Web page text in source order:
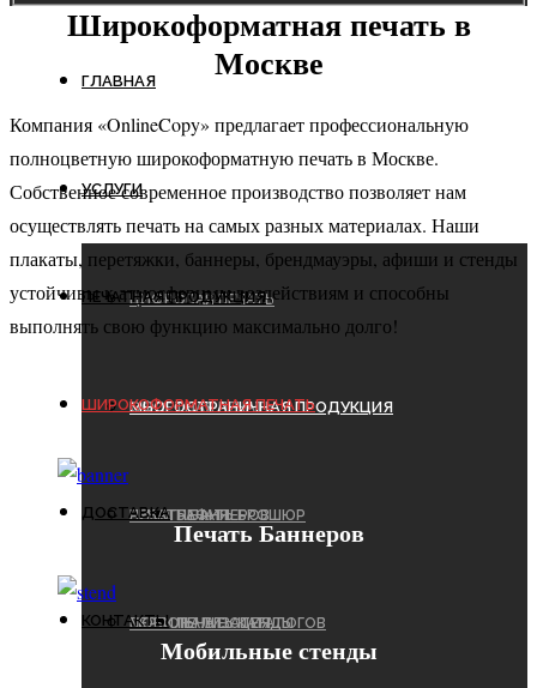
ГЛАВНАЯ
УСЛУГИ
ЦИФРОВАЯ ПЕЧАТЬ
ОФСЕТНАЯ ПЕЧАТЬ
РИЗОГРАФИЯ
ПЕРСОНАЛИЗАЦИЯ
ПЕЧАТНАЯ ПРОДУКЦИЯ
МНОГОСТРАНИЧНАЯ ПРОДУКЦИЯ
ПЕЧАТЬ БРОШЮР
ПЕЧАТЬ КАТАЛОГОВ
ШИРОКОФОРМАТНАЯ ПЕЧАТЬ
ПЕЧАТЬ БАННЕРОВ
МОБИЛЬНЫЕ СТЕНДЫ
ДОСТАВКА
КОНТАКТЫ
Широкоформатная печать в
Москве
Компания «OnlineCopy» предлагает профессиональную
полноцветную широкоформатную печать в Москве.
Собственное современное производство позволяет нам
осуществлять печать на самых разных материалах. Наши
плакаты, перетяжки, баннеры, брендмауэры, афиши и стенды
устойчивы к атмосферным воздействиям и способны
выполнять свою функцию максимально долго!
Печать Баннеров
Мобильные стенды